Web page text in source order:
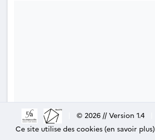
© 2026 // Version 1.4
Ce site utilise des cookies (en savoir plus)